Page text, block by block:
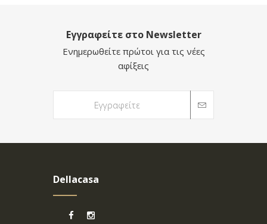
Εγγραφείτε στο Newsletter
Ενημερωθείτε πρώτοι για τις νέες
αφίξεις
Dellacasa